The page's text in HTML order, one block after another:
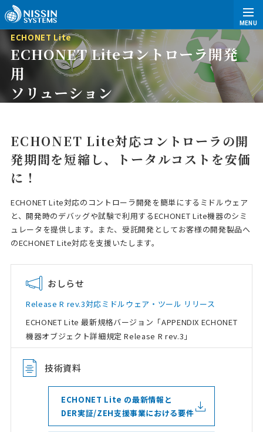
MENU
ECHONET Lite
ECHONET Liteコントローラ開発
用
ソリューション
ECHONET Lite対応コントローラの開
発期間を短縮し、
トータルコストを安価
に！
ECHONET Lite対応のコントローラ開発を簡単にするミドルウェア
と、開発時のデバッグや試験で利用するECHONET Lite機器のシミ
ュレータを提供します。また、受託開発としてお客様の開発製品へ
のECHONET Lite対応を支援いたします。
おしらせ
Release R rev.3対応ミドルウェア・ツール リリース
ECHONET Lite 最新規格バージョン「APPENDIX ECHONET
機器オブジェクト詳細規定 Release R rev.3」
技術資料
ECHONET Lite の最新情報と
DER実証/ZEH支援事業における要件